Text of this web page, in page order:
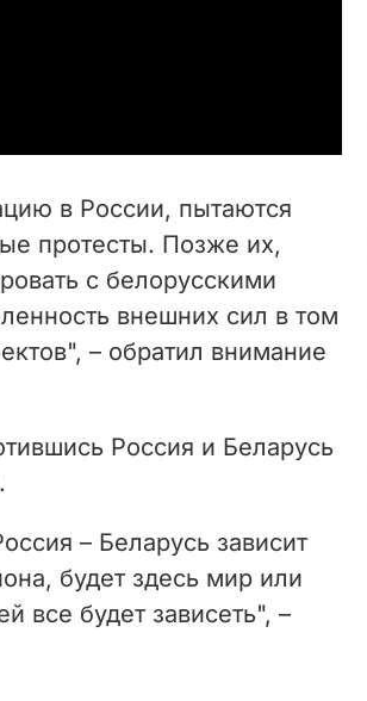
в России, пытаются
протесты. Позже их,
с белорусскими
внешних сил в том
– обратил внимание
Россия и Беларусь
– Беларусь зависит
будет здесь мир или
все будет зависеть", –